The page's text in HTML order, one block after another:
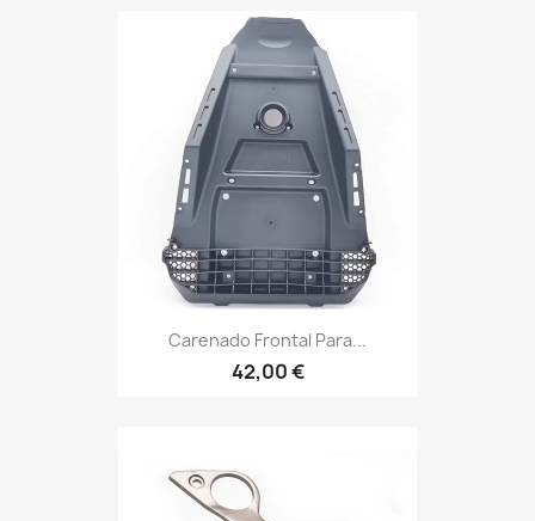
Carenado Frontal Para...
42,00 €